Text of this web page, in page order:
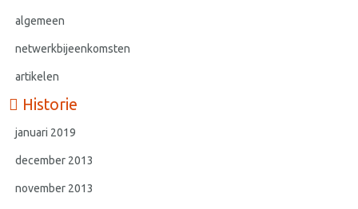
algemeen
netwerkbijeenkomsten
artikelen
Historie
januari 2019
december 2013
november 2013